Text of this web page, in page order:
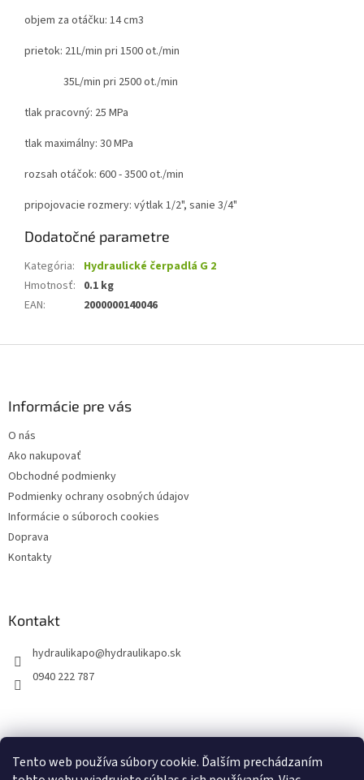
Tento web používa súbory cookie. Ďalším prechádzaním
objem za otáčku: 14 cm3
prietok: 21L/min pri 1500 ot./min
35L/min pri 2500 ot./min
tlak pracovný: 25 MPa
tlak maximálny: 30 MPa
rozsah otáčok: 600 - 3500 ot./min
pripojovacie rozmery: výtlak 1/2", sanie 3/4"
Dodatočné parametre
Kategória:
Hydraulické čerpadlá G 2
Hmotnosť: 0.1 kg
EAN: 2000000140046
Informácie pre vás
O nás
Ako nakupovať
Obchodné podmienky
Podmienky ochrany osobných údajov
Informácie o súboroch cookies
Doprava
Kontakty
Kontakt
hydraulikapo@hydraulikapo.sk
0940 222 787